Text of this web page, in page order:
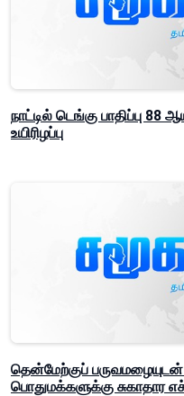
நாட்டில் டெங்கு பாதிப்பு 88
உயிரிழப்பு
தென்மேற்குப் பருவமழையுடன்
பொதுமக்களுக்கு சுகாதார